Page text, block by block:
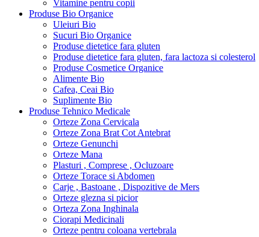
Vitamine pentru copii
Produse Bio Organice
Uleiuri Bio
Sucuri Bio Organice
Produse dietetice fara gluten
Produse dietetice fara gluten, fara lactoza si colesterol
Produse Cosmetice Organice
Alimente Bio
Cafea, Ceai Bio
Suplimente Bio
Produse Tehnico Medicale
Orteze Zona Cervicala
Orteze Zona Brat Cot Antebrat
Orteze Genunchi
Orteze Mana
Plasturi , Comprese , Ocluzoare
Orteze Torace si Abdomen
Carje , Bastoane , Dispozitive de Mers
Orteze glezna si picior
Orteza Zona Inghinala
Ciorapi Medicinali
Orteze pentru coloana vertebrala